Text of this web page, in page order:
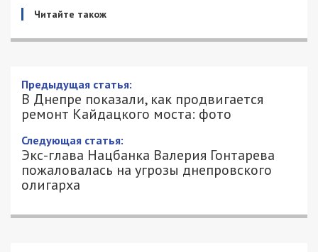
Читайте також
В Днепре показали, как продвигается
ремонт Кайдацкого моста: фото
27/06/2019 - 15:26
ИВАН ДУЗЬ - СПЕЦИАЛЬНО ДЛЯ
49000.COM.UA
2365
улучшению инфраструктуры и транспортного